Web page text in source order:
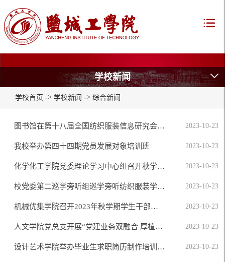
学校新闻
学校首页 -> 学校新闻 -> 综合新闻
图书馆在第十八届全国纺织服装信息研究会年会案例征集活动中获奖 2023-10-23
我校举办第四十四期党员发展对象培训班 2023-10-23
化学化工学院党委理论学习中心组召开秋学期第二次集体学习会 2023-10-23
校党委第二巡学旁听组巡学旁听纺织服装学院党总支理论学习中心组集体学习 2023-10-23
机械优集学院召开2023年秋学期学生干部大会 2023-10-23
人文学院党总支开展“党建业务双融合 厚植优势促发展”专题学习活动 2023-10-23
设计艺术学院举办毕业生求职简历制作培训讲座 2023-10-23